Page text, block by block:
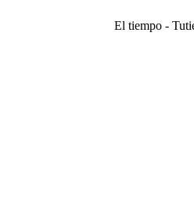
El tiempo -